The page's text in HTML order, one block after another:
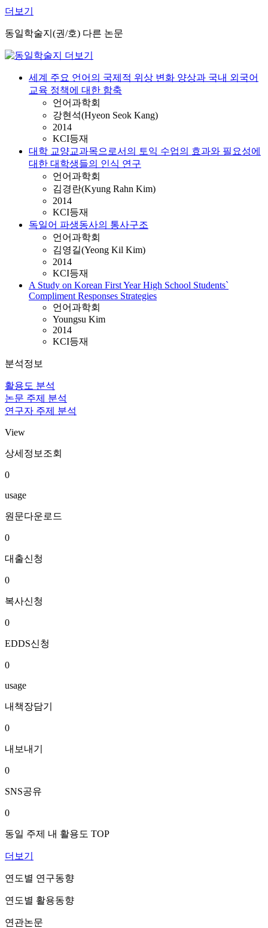
더보기
동일학술지(권/호) 다른 논문
세계 주요 언어의 국제적 위상 변화 양상과 국내 외국어
교육 정책에 대한 함축
언어과학회
강현석(Hyeon Seok Kang)
2014
KCI등재
대학 교양교과목으로서의 토익 수업의 효과와 필요성에
대한 대학생들의 인식 연구
언어과학회
김경란(Kyung Rahn Kim)
2014
KCI등재
독일어 파생동사의 통사구조
언어과학회
김영길(Yeong Kil Kim)
2014
KCI등재
A Study on Korean First Year High School Students`
Compliment Responses Strategies
언어과학회
Youngsu Kim
2014
KCI등재
분석정보
활용도 분석
논문 주제 분석
연구자 주제 분석
View
상세정보조회
0
usage
원문다운로드
0
대출신청
0
복사신청
0
EDDS신청
0
usage
내책장담기
0
내보내기
0
SNS공유
0
동일 주제 내 활용도 TOP
더보기
연도별 연구동향
연도별 활용동향
연관논문